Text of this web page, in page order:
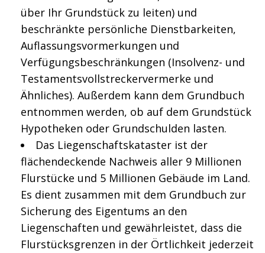
über Ihr Grundstück zu leiten) und
beschränkte persönliche Dienstbarkeiten,
Auflassungsvormerkungen und
Verfügungsbeschränkungen (Insolvenz- und
Testamentsvollstreckervermerke und
Ähnliches). Außerdem kann dem Grundbuch
entnommen werden, ob auf dem Grundstück
Hypotheken oder Grundschulden lasten.
Das Liegenschaftskataster ist der
flächendeckende Nachweis aller 9 Millionen
Flurstücke und 5 Millionen Gebäude im Land.
Es dient zusammen mit dem Grundbuch zur
Sicherung des Eigentums an den
Liegenschaften und gewährleistet, dass die
Flurstücksgrenzen in der Örtlichkeit jederzeit